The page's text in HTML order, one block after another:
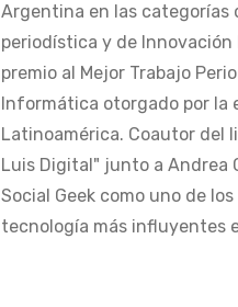
Argentina en las categorías
periodística y de Innovación
premio al Mejor Trabajo
Informática otorgado por la
Latinoamérica. Coautor del
Luis Digital" junto a Andrea
Social Geek como uno de
tecnología más influyentes